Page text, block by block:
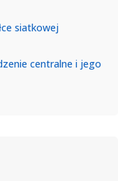
siatkowej
centralne i jego